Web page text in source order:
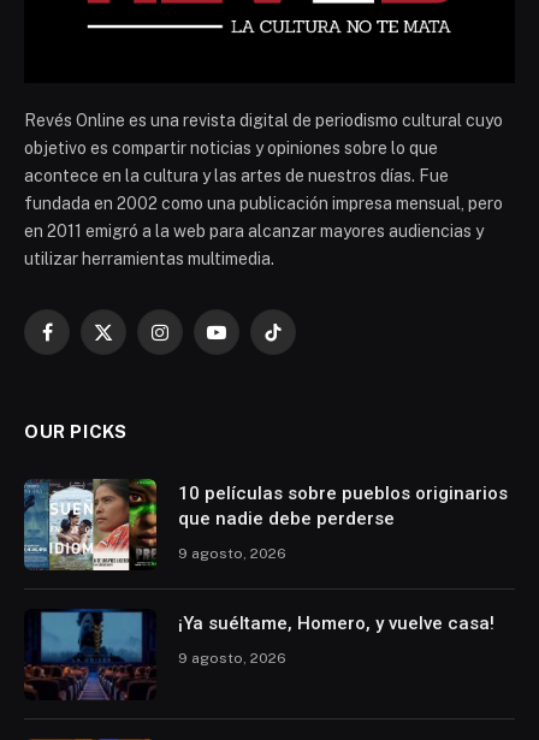
Revés Online es una revista digital de periodismo cultural cuyo
objetivo es compartir noticias y opiniones sobre lo que
acontece en la cultura y las artes de nuestros días. Fue
fundada en 2002 como una publicación impresa mensual, pero
en 2011 emigró a la web para alcanzar mayores audiencias y
utilizar herramientas multimedia.
Facebook
X
InstagramYouTubeTikTok
OUR PICKS
10 películas sobre pueblos originarios
que nadie debe perderse
9 agosto, 2026
¡Ya suéltame, Homero, y vuelve casa!
9 agosto, 2026